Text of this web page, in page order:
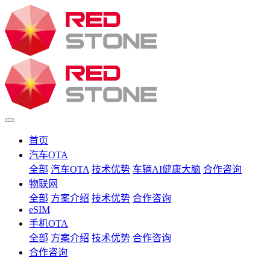
首页
汽车OTA
全部 汽车OTA 技术优势 车辆AI健康大脑 合作咨询
物联网
全部 方案介绍 技术优势 合作咨询
eSIM
手机OTA
全部 方案介绍 技术优势 合作咨询
合作咨询